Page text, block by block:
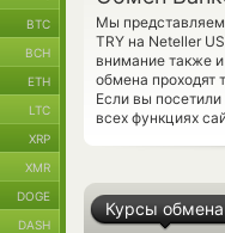
Мы представляем
TRY на Neteller
внимание также
обмена проходят
Если вы
всех функциях
Курсы обмена
BTC
BCH
ETH
LTC
XRP
XMR
DOGE
DASH